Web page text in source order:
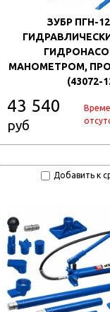
ЗУБР ПГН-
МАНОМЕТРОМ,
(43072-
43 540
руб
Добавить к